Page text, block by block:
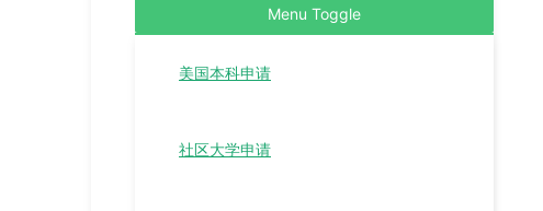
Menu Toggle
美国本科申请
社区大学申请